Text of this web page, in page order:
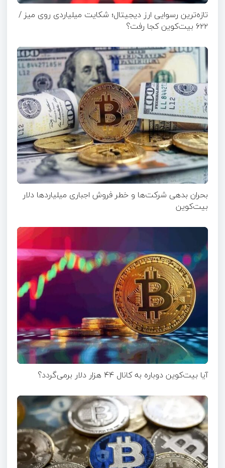
تازه‌ترین رسوایی ارز دیجیتال؛ شکایت میلیاردی روی میز /
۶۲۲ بیت‌کوین کجا رفت؟
بحران بدهی شرکت‌ها و خطر فروش اجباری میلیاردها دلار
بیت‌کوین
آیا بیت‌کوین دوباره به کانال ۴۴ هزار دلار برمی‌گردد؟